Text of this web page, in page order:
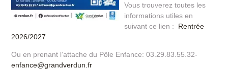
Vous trouverez toutes les
informations utiles en
suivant ce lien : Rentrée
2026/2027
Ou en prenant l’attache du Pôle Enfance: 03.29.83.55.32-
enfance@grandverdun.fr